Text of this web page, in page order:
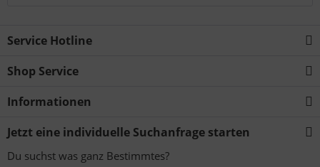
Service Hotline
Shop Service
Informationen
Jetzt eine individuelle Suchanfrage starten
Du suchst was ganz Bestimmtes?